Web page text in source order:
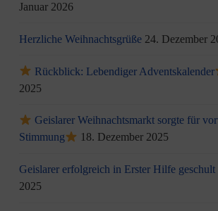
Januar 2026
Herzliche Weihnachtsgrüße 24. Dezember
Rückblick: Lebendiger Adventskalender
2025
Geislarer Weihnachtsmarkt sorgte für
Stimmung
18. Dezember 2025
Geislarer erfolgreich in Erster Hilfe geschult
2025